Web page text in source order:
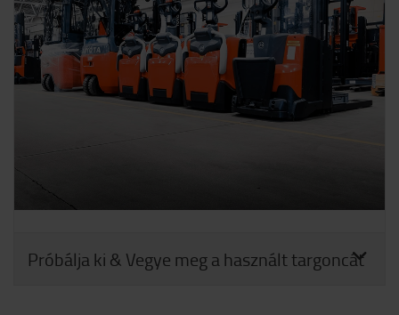
Próbálja ki & Vegye meg a használt targoncát